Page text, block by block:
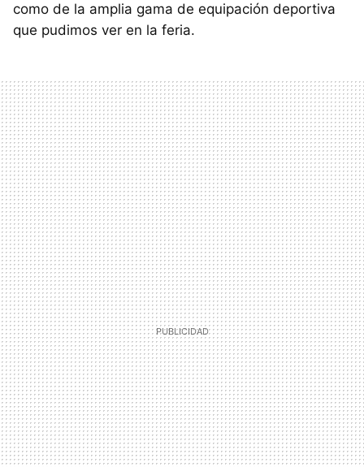
como de la amplia gama de equipación deportiva
que pudimos ver en la feria.